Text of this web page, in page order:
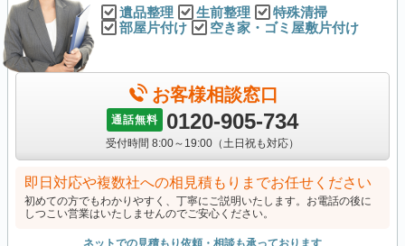
遺品整理 生前整理
特殊清掃
部屋片付け
空き家・ゴミ屋敷片付け
お客様相談窓口
通話無料 0120-905-734
受付時間 8:00～19:00（土日祝も対応）
即日対応や複数社への相見積もりまでお任せください
初めての方でもわかりやすく、丁寧にご説明いたします。お電話の後に
しつこい営業はいたしませんのでご安心ください。
ネットでの見積もり依頼・相談も承っております